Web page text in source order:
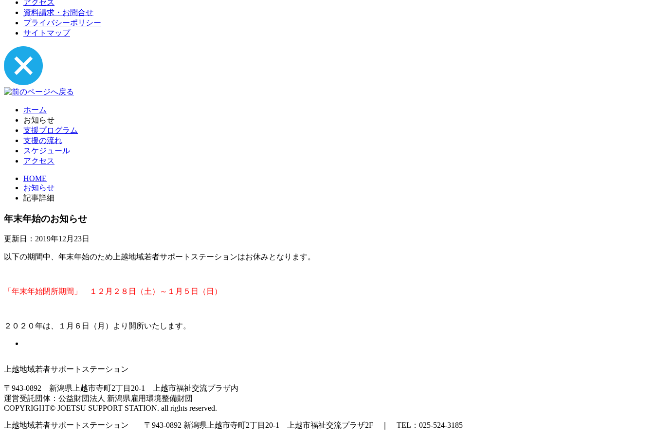
アクセス
資料請求・お問合せ
プライバシーポリシー
サイトマップ
ホーム
お知らせ
支援プログラム
支援の流れ
スケジュール
アクセス
HOME
お知らせ
記事詳細
年末年始のお知らせ
更新日：2019年12月23日
以下の期間中、年末年始のため上越地域若者サポートステーションはお休みとなります。
「年末年始閉所期間」 １２月２８日（土）～１月５日（日）
２０２０年は、１月６日（月）より開所いたします。
上越地域若者サポートステーション
〒943-0892 新潟県上越市寺町2丁目20-1 上越市福祉交流プラザ内
運営受託団体：公益財団法人 新潟県雇用環境整備財団
COPYRIGHT© JOETSU SUPPORT STATION. all rights reserved.
上越地域若者サポートステーション 〒943-0892 新潟県上越市寺町2丁目20-1 上越市福祉交流プラザ2F ｜ TEL：025-524-3185